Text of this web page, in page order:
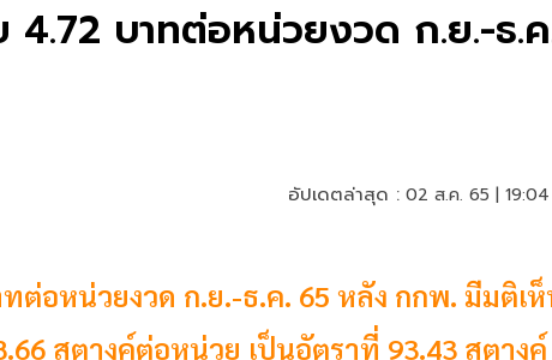
4.72 บาทต่อหน่วยงวด ก.ย.-ธ.
อัปเดตล่าสุด : 02 ส.ค. 65 |
อหน่วยงวด ก.ย.-ธ.ค. 65 หลัง กกพ. มีมติเ
สตางค์ต่อหน่วย เป็นอัตราที่ 93.43 สตางค์